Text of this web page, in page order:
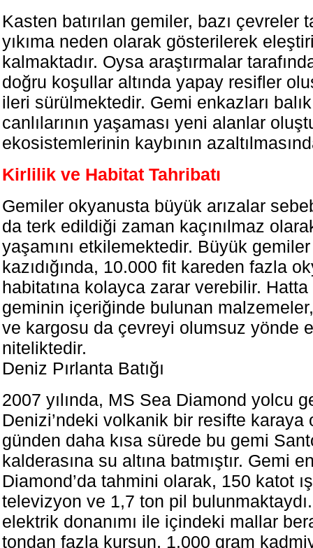
Kasten batırılan gemiler, bazı çevreler
yıkıma neden olarak gösterilerek
kalmaktadır. Oysa araştırmalar
doğru koşullar altında yapay resifler
ileri sürülmektedir. Gemi enkazları
canlılarının yaşaması yeni alanlar
ekosistemlerinin kaybının
Kirlilik ve Habitat Tahribatı
Gemiler okyanusta büyük arızalar
da terk edildiği zaman kaçınılmaz
yaşamını etkilemektedir. Büyük gemiler
kazıdığında, 10.000 fit kareden fazla
habitatına kolayca zarar verebilir.
geminin içeriğinde bulunan malzemeler,
ve kargosu da çevreyi olumsuz yönde
niteliktedir.
Deniz Pırlanta Batığı
2007 yılında, MS Sea Diamond yolcu
Denizi’ndeki volkanik bir resifte karaya
günden daha kısa sürede bu gemi
kalderasına su altına batmıştır. Gemi
Diamond’da tahmini olarak, 150 katot
televizyon ve 1,7 ton pil
elektrik donanımı ile içindeki mallar
tondan fazla kurşun, 1.000 gram